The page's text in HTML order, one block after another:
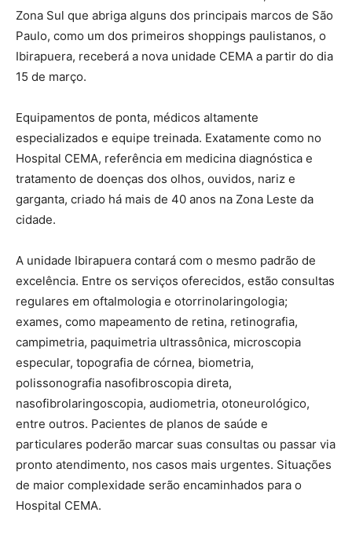
Zona Sul que abriga alguns dos principais marcos de São
Paulo, como um dos primeiros shoppings paulistanos, o
Ibirapuera, receberá a nova unidade CEMA a partir do dia
15 de março.
Equipamentos de ponta, médicos altamente
especializados e equipe treinada. Exatamente como no
Hospital CEMA, referência em medicina diagnóstica e
tratamento de doenças dos olhos, ouvidos, nariz e
garganta, criado há mais de 40 anos na Zona Leste da
cidade.
A unidade Ibirapuera contará com o mesmo padrão de
excelência. Entre os serviços oferecidos, estão consultas
regulares em oftalmologia e otorrinolaringologia;
exames, como mapeamento de retina, retinografia,
campimetria, paquimetria ultrassônica, microscopia
especular, topografia de córnea, biometria,
polissonografia nasofibroscopia direta,
nasofibrolaringoscopia, audiometria, otoneurológico,
entre outros. Pacientes de planos de saúde e
particulares poderão marcar suas consultas ou passar via
pronto atendimento, nos casos mais urgentes. Situações
de maior complexidade serão encaminhados para o
Hospital CEMA.